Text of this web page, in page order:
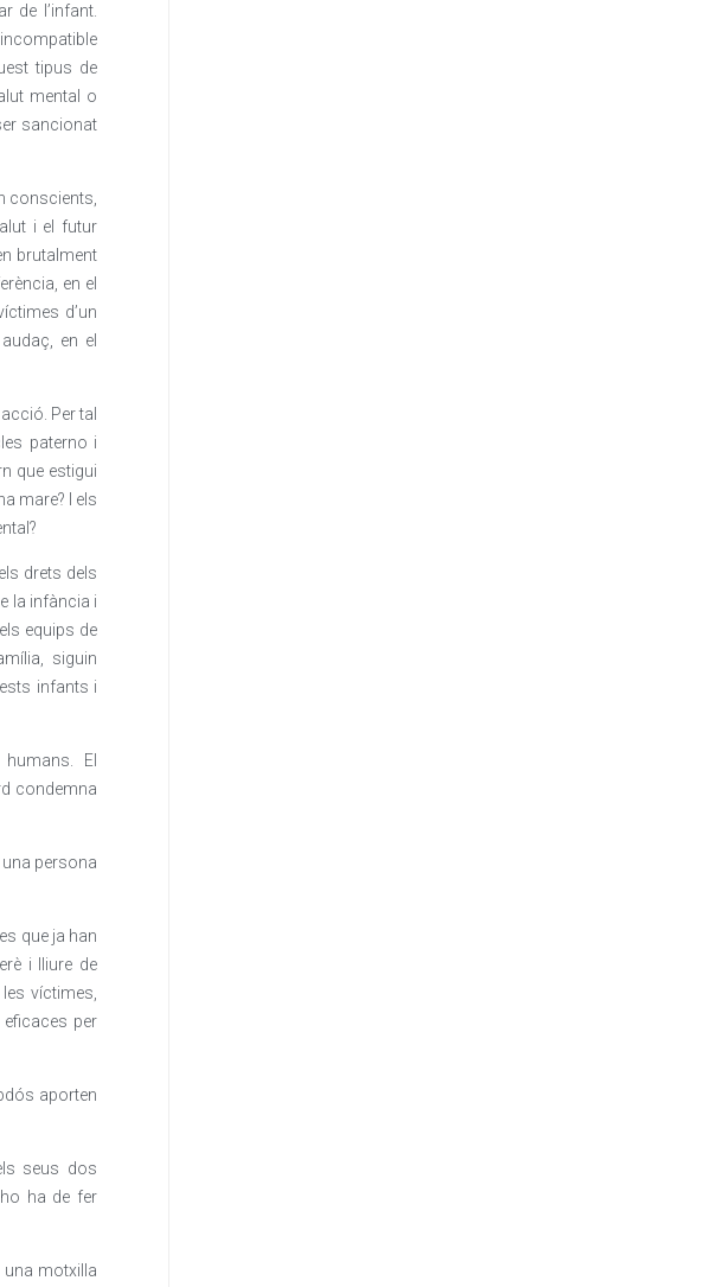
de l’infant.
tipus de
mental o
sancionat
conscients,
i el futur
brutalment
en el
d’un
en el
Per tal
paterno i
que estigui
mare? I els
drets dels
la infància i
equips de
siguin
infants i
El
condemna
persona
que ja han
i lliure de
víctimes,
per
aporten
seus dos
ha de fer
una motxilla